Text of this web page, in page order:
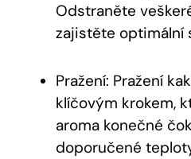
Odstraněte⁣
zajistěte optimální
Pražení: Pražení
klíčovým krokem,
aroma konečné
doporučené